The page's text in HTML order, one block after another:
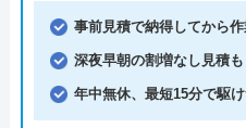
事前見積で納得してから
深夜早朝の割増なし見積
年中無休、最短15分で駆